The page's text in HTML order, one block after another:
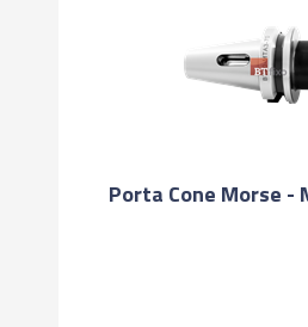
Porta Cone Morse -